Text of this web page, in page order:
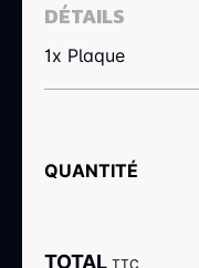
DÉTAILS
1x Plaque
QUANTITÉ
TOTAL TTC